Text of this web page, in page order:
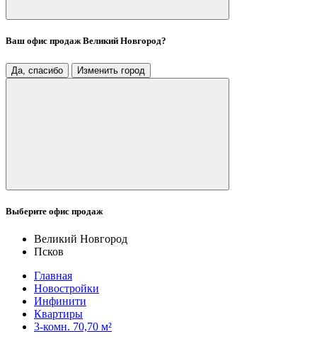
Ваш офис продажВеликий Новгород?
Да, спасибо Изменить город
Выберите офис продаж
Великий Новгород
Псков
Главная
Новостройки
Инфинити
Квартиры
3-комн. 70,70 м²